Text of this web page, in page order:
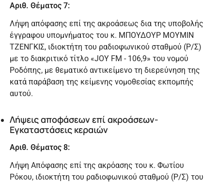
Αριθ. Θέματος 7:
Λήψη απόφασης επί της ακροάσεως δια της υποβολής
έγγραφου υπομνήματος του κ. ΜΠΟΥΔΟΥΡ ΜΟΥΜΙΝ
ΤΖΕΝΓΚΙΣ, ιδιοκτήτη του ραδιοφωνικού σταθμού (Ρ/Σ)
με το διακριτικό τίτλο «JOY FM - 106,9» του νομού
Ροδόπης, με θεματικό αντικείμενο τη διερεύνηση της
κατά παράβαση της κείμενης νομοθεσίας εκπομπής
αυτού.
Λήψεις αποφάσεων επί ακροάσεων-
Εγκαταστάσεις κεραιών
Αριθ. Θέματος 8:
Λήψη Απόφασης επί της ακρόασης του κ. Φωτίου
Ρόκου, ιδιοκτήτη του ραδιοφωνικού σταθμού (Ρ/Σ) του